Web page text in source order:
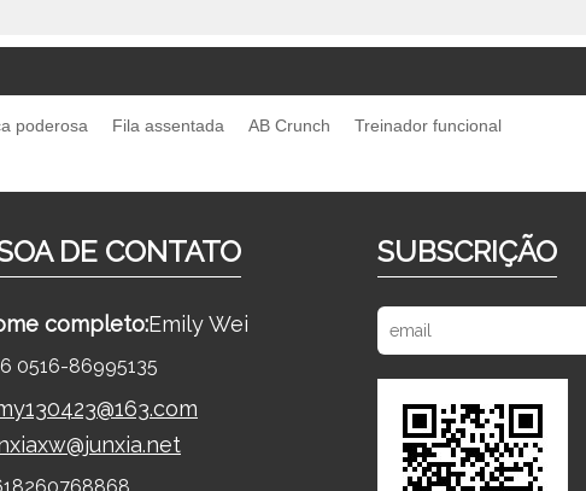
poderosa Fila assentada AB Crunch Treinador funcional
DE CONTATO
completo:Emily Wei
0516-86995135
SUBSCRIÇÃO